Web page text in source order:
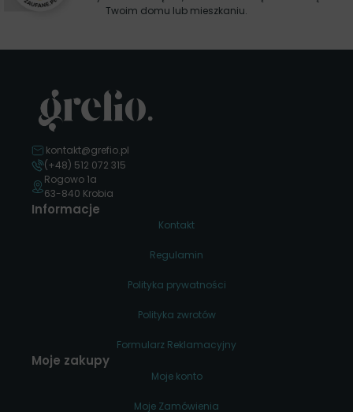
Twoim domu lub mieszkaniu.
kontakt@grefio.pl
(+48) 512 072 315
Rogowo 1a
63-840 Krobia
Informacje
Kontakt
Regulamin
Polityka prywatności
Polityka zwrotów
Formularz Reklamacyjny
Moje zakupy
Moje konto
Moje Zamówienia